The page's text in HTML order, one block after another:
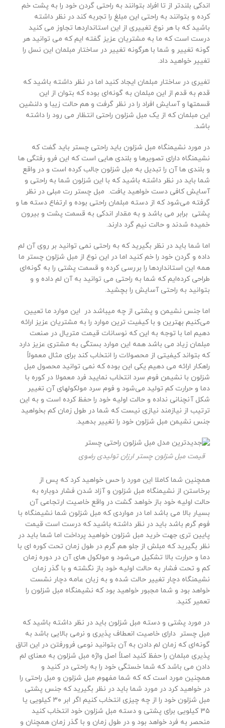
اندکی بلندتر از تا افراد بتوانند به راحتی گردن خود را به پشت خم
کرده و بتوانند به راحتی این مبلغ را تجربه کند در نظر داشته
باشید که با هر نوع تغییری از این استانداردها تجاوز می کنید
درست است که ما به مشتریان عزیز گفته ایم که می توانید هر
گونه تغییر و شما با هرگونه تغییر در ساختار مبلمان این نسل را
تغییر خواهید داد.
تغیری در ساختار مبلمان ایجاد کنید اما در نظر داشته باشید که
قدم به قدم از این مبلمان به گونه‌ای بوده که بتوان از این
قسمتها و آسایش افراد را در نظر گرفت و هم حالت زیبا و دلنشین
این مبلمان که از یک مبل شزلون راحتی انتظار می رود را داشته
باشد.
در مورد نشیمنگاه مبل شزلون باید راحتی چستر باید گفت که
نشیمنگاه دارای تصویرها و بلندی هایی است که این فرو رفتگی ها
و بلندی ها آن را تبدیل به مبل شزلون جالب کرده است و در واقع
شما باید در نظر داشته باشید که با این شزلون شما به راحتی و
آسایش کافی دست خواهید یافت. مبل چستر رت مبلی در نظر
گرفته می‌شود که از دسته مبلمان راحتی بوده و ارتفاع دسته ها و
پشتی برابر می باشد و به مقدار اندکی به قسمت پشت و بیرون
خمیده شدند و حالت نیم گرد دارند.
اما شما باید در نظر بگیرید که به راحتی نمی توانید بر روی آن لم
داده و گردن خود را خم کنید اما در این نوع از مبل شزلون چستر ما
همه این استانداردها را بررسی کرده و قسمت پشتی را به گونه‌ای
طراحی کرده‌ایم که شما به راحتی می توانید به آن لم داده و و
بتوانید به راحتی آسایش را بچشید.
اما جنس نشیمن و پشتی از چه میباشد در این موارد ما تعیین
می‌کنیم بهترین و با کیفیت ترین موارد را به مشتریان عزیز ارائه
دهیم اما با توجه به این که نوسانات قیمت متریال در صنعت
مبلمان زیاد می باشد همه این موارد بستگی به مشتری عزیز دارد
که بتواند کیفیتی از محصولات را انتخاب کند برای مثال معمولاً
راهکار ارائه می دهیم یکی این بوده که نمی توانید محصول مبل
شزلون با نشیمن فوم سرد انتخاب نمایید فرد معمولا در کوره با
دما و حرارت کم تولید می‌شود و فوم سرد مولکولهای آن تغییر
شکل آنچنانی نداده و حالت اولیه خود را حفظ کرده است و به این
ترتیب از نیازمند نیازی نیست که شما در طول زمان کم بخواهید
جنس نشیمن مبل شزلون خود را تغییر بدهید.
قیمت مبل شزلون چستر ارزان تولیدی رضوی
همچنین شما کاملا این مورد را حس خواهید کرد که پس از
برخاستن از نشیمنگاه مبل شزلون و آزاد شدن فشار دوباره به
حالت اولیه خود باز خواهد گشت در واقع خاصیت ارتجاعی آن
بسیار بالا می باشد اما در مواردی که مبل شزلون شما نشیمنگاه با
فوم گرم باشد باید در نظر داشته باشید که درست است قیمت
پایین تری جهت خرید مبل شزلون خواهید پرداخت اما شما باید در
نظر بگیرید که مبلش از جلو هم گرم در طول زمان تحت کوره ای با
دما و حرارت بالا تشکیل می‌شود و مولکول های آن در دوره زمان
کم و تحت فشار به حالت اولیه خود باز نگشته و با گذر زمان
نشیمنگاه دچار تغییر حالت شده و به زبان عامه دچار نشست
خواهد بود و شما مجبور خواهید بود که نشیمنگاه مبل شزلون را
تعمیر کنید.
در مورد پشتی و دسته مبل شزلون باید در نظر داشته باشید که
مبل چستر دارای خاصیت انعطاف پذیری و نرمی بالایی باشد به
گونه‌ای که زمان لم دادن به آن بتوانید نوعی فرورفتن در این اتاق
پذیری مبلمان را حفظ کنید اصلاً اصل واژه مبل شزلون به معنای لم
دادن می باشد که شما خستگی خود را به راحتی در کنید و
همچنین مورد است که که شما مفهوم مبل شزلون و مبل راحتی را
در خواهید کرد در مورد شما باید در نظر بگیرید که جنس پشتی
مبل شزلون خود را از چه چیزی انتخاب کنیم اگر ابر ۳۰ کیلویی یا
۳۵ کیلویی برای پشتی و دسته مبل شزلون خود انتخاب کنید
منحصر به فرد خواهد بود و در طول زمان و با گذر زمان همچنان و